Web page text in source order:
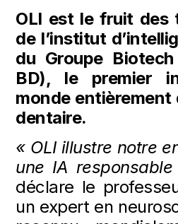
OLI est le fruit des
de l’institut
du Groupe
BD), le premier
monde entièrement
dentaire.
« OLI illustre notre
une IA
déclare le
un expert en